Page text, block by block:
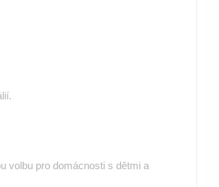
volbu pro domácnosti s dětmi a